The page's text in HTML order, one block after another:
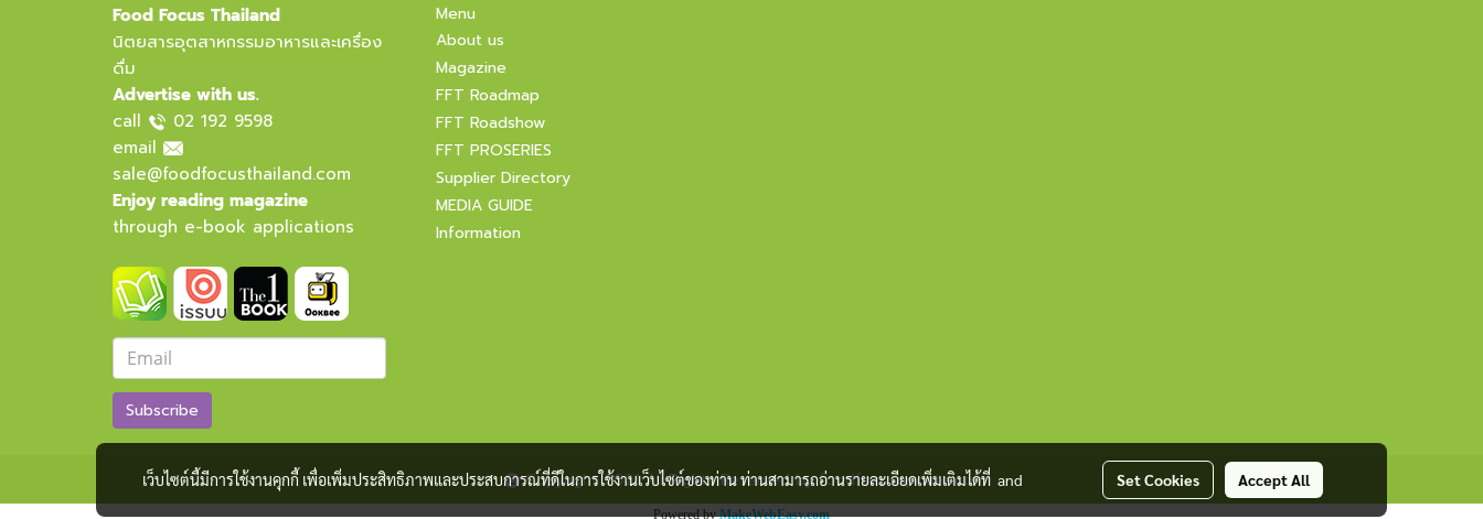
Food Focus Thailand
นิตยสารอุตสาหกรรมอาหารและเครื่อง
ดื่ม
Advertise with us.
call
02 192 9598
email
sale@foodfocusthailand.com
Enjoy reading magazine
through e-book applications
Subscribe
Menu
About us
Magazine
FFT Roadmap
FFT Roadshow
FFT PROSERIES
Supplier Directory
MEDIA GUIDE
Information
Copyright 2021 All Rights Reserved by foodfocusupdate.com
Powered byMakeWebEasy.com
เว็บไซต์นี้มีการใช้งานคุกกี้ เพื่อเพิ่มประสิทธิภาพและประสบการณ์ที่ดีในการใช้งานเว็บไซต์ของท่าน ท่านสามารถอ่านรายละเอียดเพิ่มเติมได้ที่ and Set Cookies Accept All